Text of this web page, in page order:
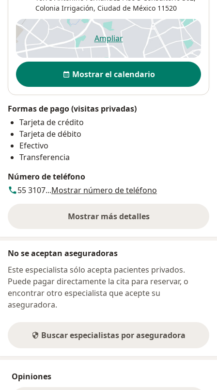
Colonia Irrigación, Ciudad de México 11520
Ampliarse abre en una nueva
Disponibilidad
Mostrar el calendario
Formas de pago (visitas privadas)
Tarjeta de crédito
Tarjeta de débito
Efectivo
Transferencia
Número de teléfono
55 3107...Mostrar número de teléfono
Mostrar más detalles
sobre la dirección
No se aceptan aseguradoras
Este especialista sólo acepta pacientes privados.
Puede pagar directamente la cita para reservar, o
encontrar otro especialista que acepte su
aseguradora.
Buscar especialistas por aseguradora
Opiniones